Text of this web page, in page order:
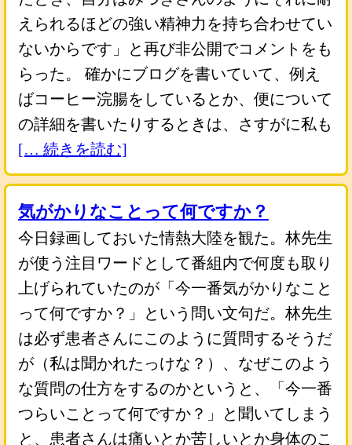
えられるほどの強い精神力を持ち合わせてい
ないからです」と再び非公開でコメントをも
らった。 確かにブログを書いていて、例え
ばコーヒー浣腸をしているとか、便について
の詳細を書いたりするときは、さすがに私も
[… 続きを読む]
気がかりなことって何ですか？
今日録画しておいた情熱大陸を観た。林先生
が使う注目ワードとして番組内で何度も取り
上げられていたのが「今一番気がかりなこと
って何ですか？」という問い文句だ。林先生
は必ず患者さんにこのように質問するそうだ
が（私は聞かれたっけな？）、なぜこのよう
な質問の仕方をするのかというと、「今一番
つらいことって何ですか？」と聞いてしまう
と、患者さんは痛いとか苦しいとか身体のこ